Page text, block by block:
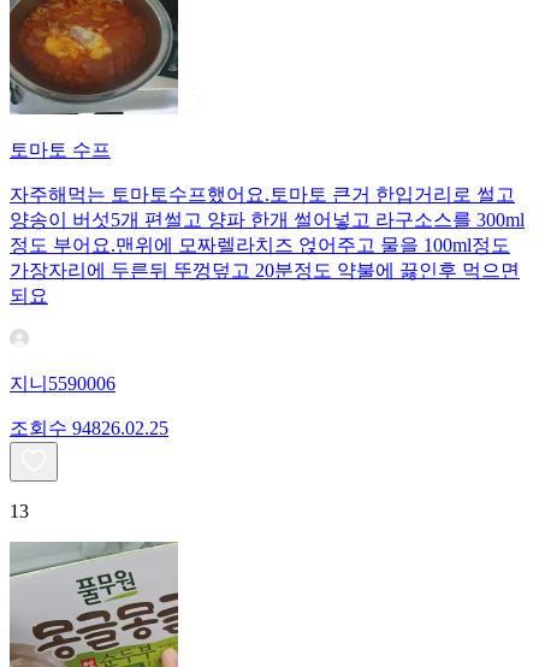
토마토 수프
자주해먹는 토마토수프했어요.토마토 큰거 한입거리로 썰고
양송이 버섯5개 편썰고 양파 한개 썰어넣고 라구소스를 300ml
정도 부어요.맨위에 모짜렐라치즈 얹어주고 물을 100ml정도
가장자리에 두른뒤 뚜껑덮고 20분정도 약불에 끓인후 먹으면
되요
지니5590006
조회수 94826.02.25
13